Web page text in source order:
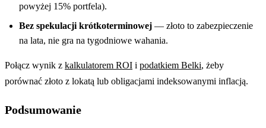
powyżej 15% portfela).
Bez spekulacji krótkoterminowej — złoto to zabezpieczenie
na lata, nie gra na tygodniowe wahania.
Połącz wynik z kalkulatorem ROI i podatkiem Belki, żeby
porównać złoto z lokatą lub obligacjami indeksowanymi inflacją.
Podsumowanie